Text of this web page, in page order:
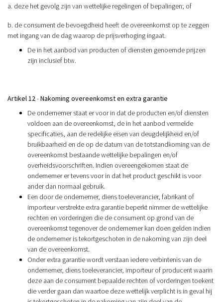
a. deze het gevolg zijn van wettelijke regelingen of bepalingen; of
b. de consument de bevoegdheid heeft de overeenkomst op te zeggen
met ingang van de dag waarop de prijsverhoging ingaat.
De in het aanbod van producten of diensten genoemde prijzen
zijn inclusief btw.
Artikel 12-Nakoming overeenkomst en extra garantie
De ondernemer staat er voor in dat de producten en/of diensten
voldoen aan de overeenkomst, de in het aanbod vermelde
specificaties, aan de redelijke eisen van deugdelijkheid en/of
bruikbaarheid en de op de datum van de totstandkoming van de
overeenkomst bestaande wettelijke bepalingen en/of
overheidsvoorschriften. Indien overeengekomen staat de
ondernemer er tevens voor in dat het product geschikt is voor
ander dan normaal gebruik.
Een door de ondernemer, diens toeleverancier, fabrikant of
importeur verstrekte extra garantie beperkt nimmer de wettelijke
rechten en vorderingen die de consument op grond van de
overeenkomst tegenover de ondernemer kan doen gelden indien
de ondernemer is tekortgeschoten in de nakoming van zijn deel
van de overeenkomst.
Onder extra garantie wordt verstaan iedere verbintenis van de
ondernemer, diens toeleverancier, importeur of producent waarin
deze aan de consument bepaalde rechten of vorderingen toekent
die verder gaan dan waartoe deze wettelijk verplicht is in geval hij